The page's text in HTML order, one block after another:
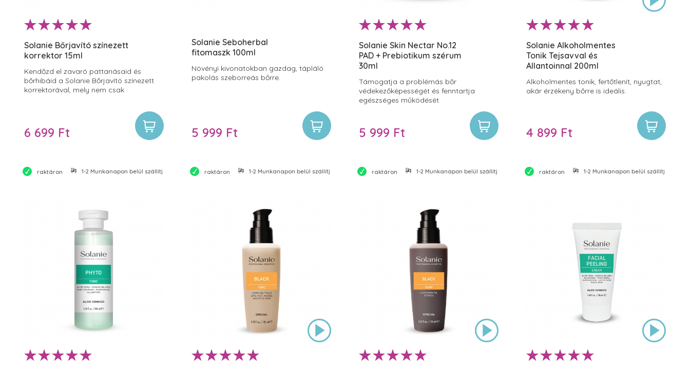
Solanie Bőrjavító színezett
korrektor 15ml
Kendőzd el zavaró pattanásaid és
bőrhibáid a Solanie Bőrjavító színezett
korrektorával, mely nem csak
6 699 Ft
Solanie Seboherbal
fitomaszk 100ml
Növényi kivonatokban gazdag, tápláló
pakolás szeborreás bőrre.
5 999 Ft
Solanie Skin Nectar No.12
PAD + Prebiotikum szérum
30ml
Támogatja a problémás bőr
védekezőképességét és fenntartja
egészséges működését
5 999 Ft
Solanie Alkoholmentes
Tonik Tejsavval és
Allantoinnal 200ml
Alkoholmentes tonik, fertőtlenít, nyugtat,
akár érzékeny bőrre is ideális.
4 899 Ft
raktáron 1-2 Munkanapon belül szállítjuk raktáron 1-2 Munkanapon belül szállítjuk raktáron 1-2 Munkanapon belül szállítjuk raktáron 1-2 Munkanapon belül szállítjuk